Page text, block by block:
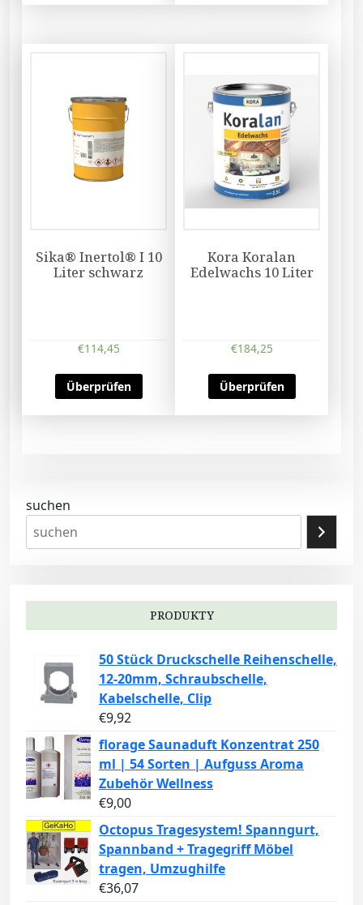
Sika® Inertol® I 10
Liter schwarz
€114,45
Überprüfen
Kora Koralan
Edelwachs 10 Liter
€184,25
Überprüfen
suchen
PRODUKTY
50 Stück Druckschelle Reihenschelle,
12-20mm, Schraubschelle,
Kabelschelle, Clip
€9,92
florage Saunaduft Konzentrat 250
ml | 54 Sorten | Aufguss Aroma
Zubehör Wellness
€9,00
Octopus Tragesystem! Spanngurt,
Spannband + Tragegriff Möbel
tragen, Umzughilfe
€36,07